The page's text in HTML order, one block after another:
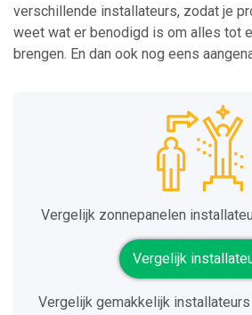
verschillende installateurs, zodat je
weet wat er benodigd is om alles tot
brengen. En dan ook nog eens
Vergelijk zonnepanelen
Vergelijk
Vergelijk gemakkelijk